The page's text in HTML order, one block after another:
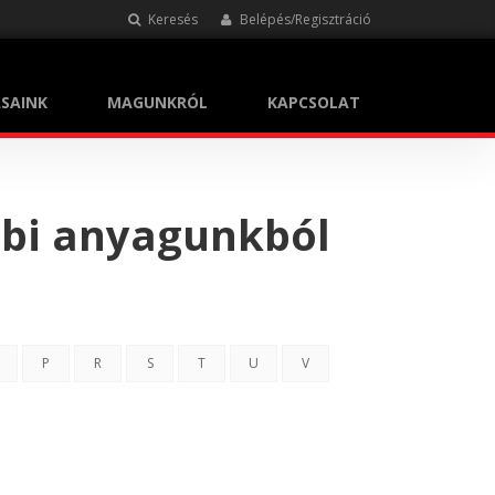
Keresés Belépés/Regisztráció
MAGUNKRÓL KAPCSOLAT
anyagunkból
P R S T U V